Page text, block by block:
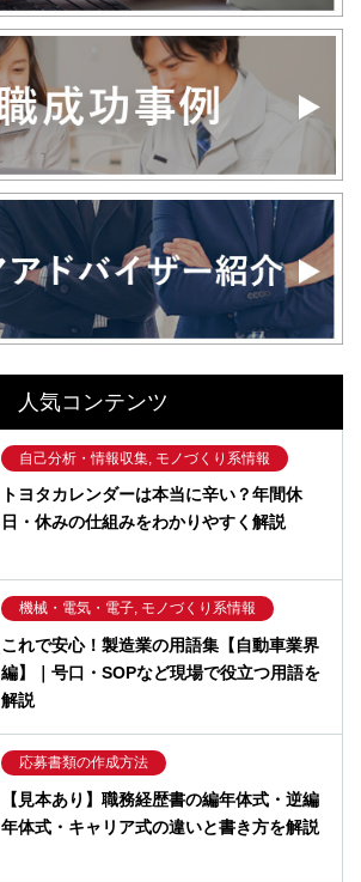
人気コンテンツ
自己分析・情報収集, モノづくり系情報
トヨタカレンダーは本当に辛い？年間休
日・休みの仕組みをわかりやすく解説
機械・電気・電子, モノづくり系情報
これで安心！製造業の用語集【自動車業界
編】｜号口・SOPなど現場で役立つ用語を
解説
応募書類の作成方法
【見本あり】職務経歴書の編年体式・逆編
年体式・キャリア式の違いと書き方を解説